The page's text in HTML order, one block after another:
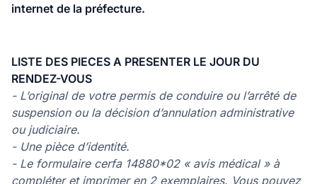
internet de la préfecture.
LISTE DES PIECES A PRESENTER LE JOUR DU
RENDEZ-VOUS
- L’original de votre permis de conduire ou l’arrêté de
suspension ou la décision d’annulation administrative
ou judiciaire.
- Une pièce d’identité.
- Le formulaire cerfa 14880*02 « avis médical » à
compléter et imprimer en 2 exemplaires. Vous pouvez